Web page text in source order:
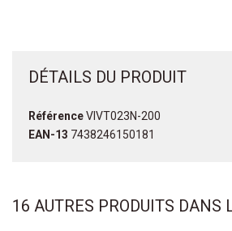
DÉTAILS DU PRODUIT
RéférenceVIVT023N-200
EAN-13 7438246150181
16 AUTRES PRODUITS DANS